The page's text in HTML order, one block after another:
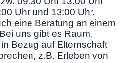
Uhr und 13:00 Uhr.
eine Beratung an einem
uns gibt es Raum,
Bezug auf Elternschaft
z.B. Erleben von